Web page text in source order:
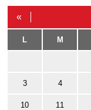
«
L M
3 4
10 11